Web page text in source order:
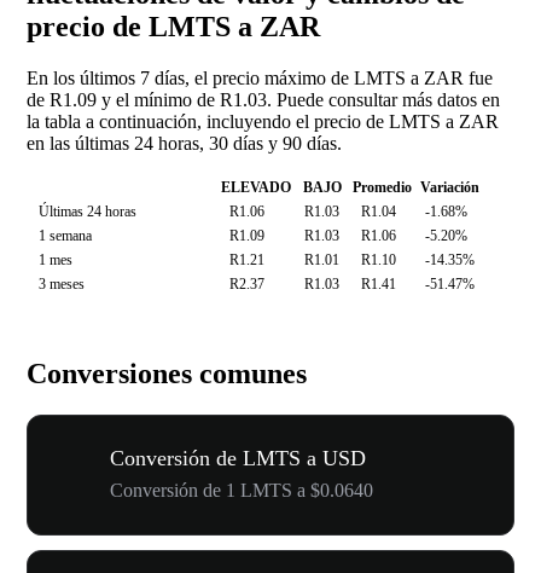
precio de LMTS a ZAR
En los últimos 7 días, el precio máximo de LMTS a ZAR fue
de R1.09 y el mínimo de R1.03. Puede consultar más datos en
la tabla a continuación, incluyendo el precio de LMTS a ZAR
en las últimas 24 horas, 30 días y 90 días.
ELEVADO BAJO Promedio Variación
Últimas 24 horas
R1.06 R1.03 R1.04
-1.68%
1 semana
R1.09 R1.03 R1.06
-5.20%
1 mes
R1.21 R1.01 R1.10
-14.35%
3 meses
R2.37 R1.03 R1.41 -51.47%
Conversiones comunes
Conversión de LMTS a USD
Conversión de 1 LMTS a $0.0640